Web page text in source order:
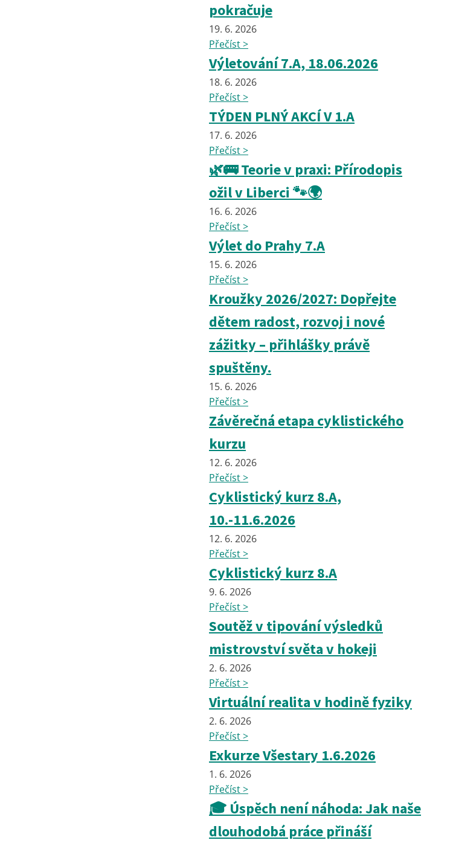
pokračuje
19. 6. 2026
Přečíst >
Výletování 7.A, 18.06.2026
18. 6. 2026
Přečíst >
TÝDEN PLNÝ AKCÍ V 1.A
17. 6. 2026
Přečíst >
🌿🚌 Teorie v praxi: Přírodopis
ožil v Liberci 🐾🌍
16. 6. 2026
Přečíst >
Výlet do Prahy 7.A
15. 6. 2026
Přečíst >
Kroužky 2026/2027: Dopřejte
dětem radost, rozvoj i nové
zážitky – přihlášky právě
spuštěny.
15. 6. 2026
Přečíst >
Závěrečná etapa cyklistického
kurzu
12. 6. 2026
Přečíst >
Cyklistický kurz 8.A,
10.-11.6.2026
12. 6. 2026
Přečíst >
Cyklistický kurz 8.A
9. 6. 2026
Přečíst >
Soutěž v tipování výsledků
mistrovství světa v hokeji
2. 6. 2026
Přečíst >
Virtuální realita v hodině fyziky
2. 6. 2026
Přečíst >
Exkurze Všestary 1.6.2026
1. 6. 2026
Přečíst >
🎓 Úspěch není náhoda: Jak naše
dlouhodobá práce přináší